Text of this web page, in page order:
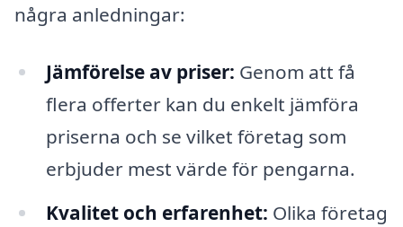
några anledningar:
Jämförelse av priser: Genom att få
flera offerter kan du enkelt jämföra
priserna och se vilket företag som
erbjuder mest värde för pengarna.
Kvalitet och erfarenhet: Olika företag